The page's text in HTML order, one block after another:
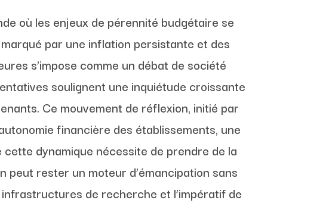
où les enjeux de pérennité budgétaire se
par une inflation persistante et des
s’impose comme un débat de société
soulignent une inquiétude croissante
Ce mouvement de réflexion, initié par
financière des établissements, une
cette dynamique nécessite de prendre de la
peut rester un moteur d’émancipation sans
de recherche et l’impératif de